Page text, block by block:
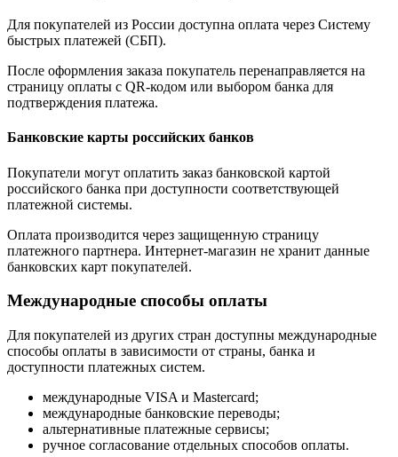
Для покупателей из России доступна оплата через Систему
быстрых платежей (СБП).
После оформления заказа покупатель перенаправляется на
страницу оплаты с QR-кодом или выбором банка для
подтверждения платежа.
Банковские карты российских банков
Покупатели могут оплатить заказ банковской картой
российского банка при доступности соответствующей
платежной системы.
Оплата производится через защищенную страницу
платежного партнера. Интернет-магазин не хранит данные
банковских карт покупателей.
Международные способы оплаты
Для покупателей из других стран доступны международные
способы оплаты в зависимости от страны, банка и
доступности платежных систем.
международные VISA и Mastercard;
международные банковские переводы;
альтернативные платежные сервисы;
ручное согласование отдельных способов оплаты.